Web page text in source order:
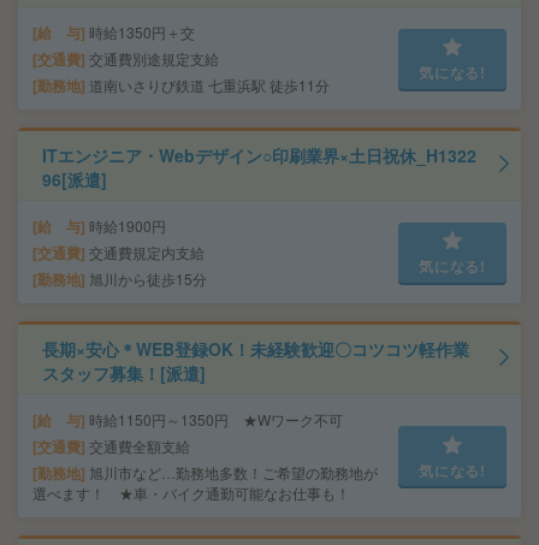
給 与 時給1350円＋交
交通費 交通費別途規定支給
勤務地 道南いさりび鉄道 七重浜駅 徒歩11分
気になる!
ITエンジニア・Webデザイン○印刷業界×土日祝休_H1322
96[派遣]
給 与 時給1900円
交通費 交通費規定内支給
勤務地 旭川から徒歩15分
気になる!
長期×安心＊WEB登録OK！未経験歓迎〇コツコツ軽作業
スタッフ募集！[派遣]
給 与 時給1150円～1350円 ★Wワーク不可
交通費 交通費全額支給
勤務地 旭川市など…勤務地多数！ご希望の勤務地が
選べます！ ★車・バイク通勤可能なお仕事も！
気になる!